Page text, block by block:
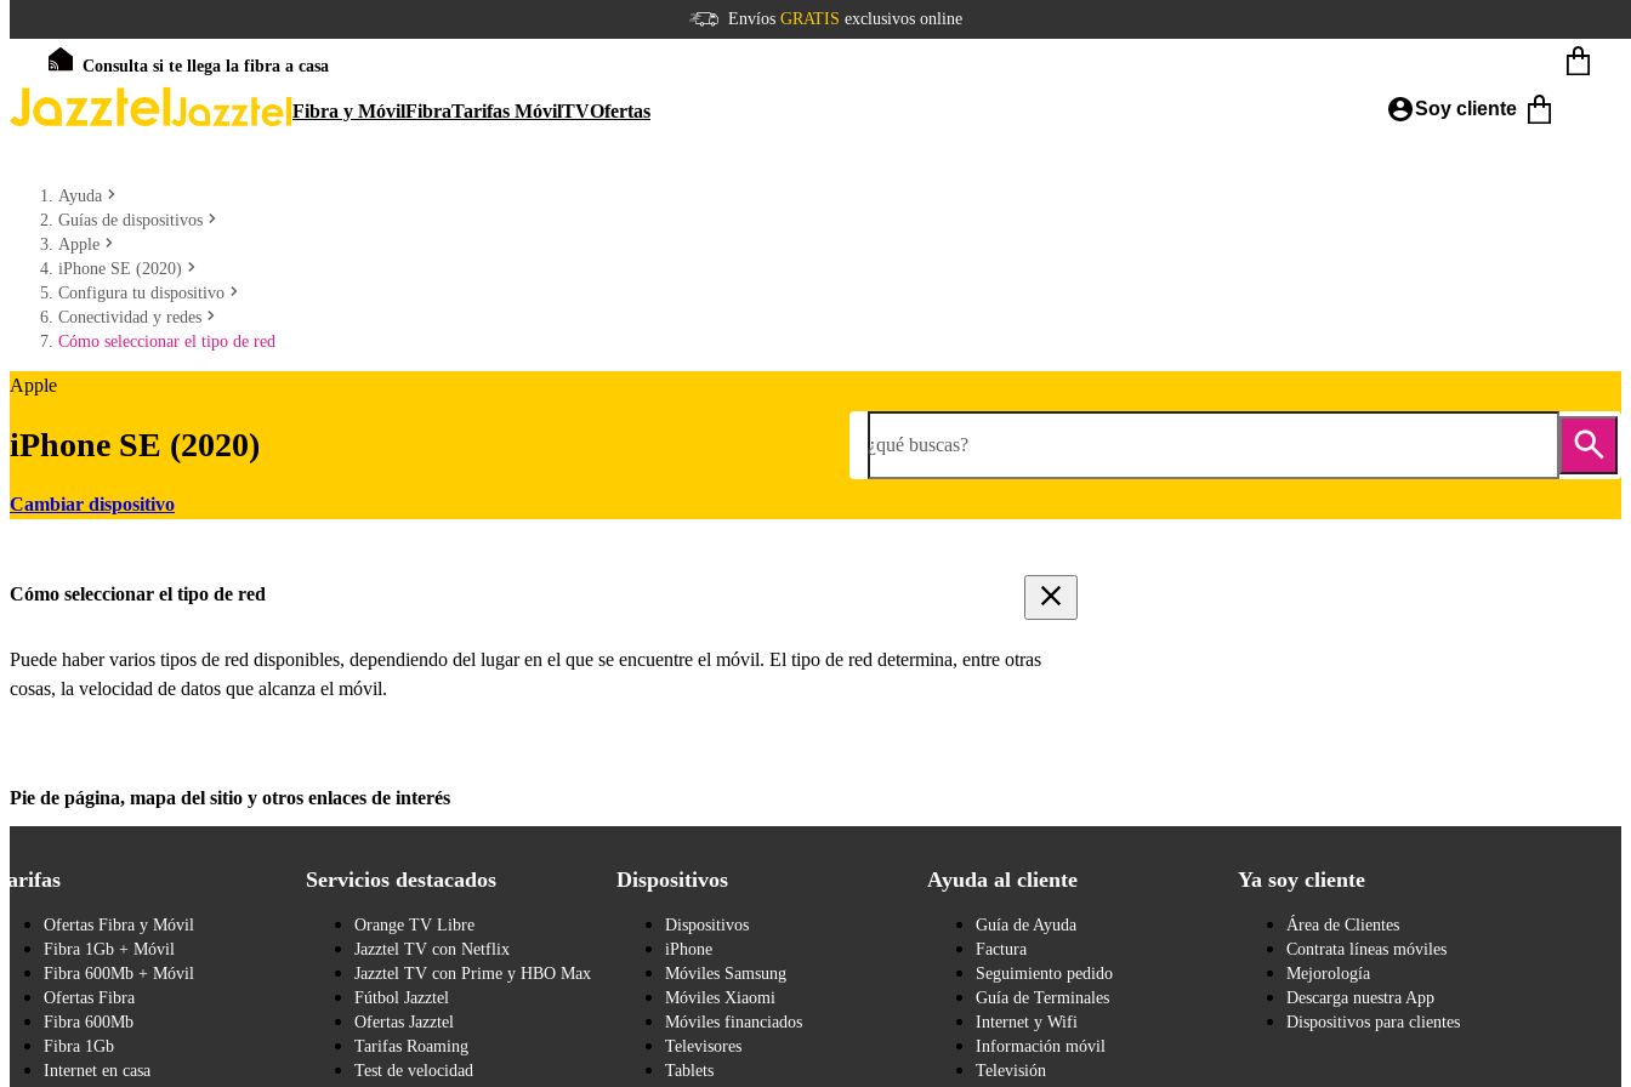
Envíos GRATIS exclusivos online
Consulta si te llega la fibra a casa
Fibra y MóvilFibraTarifas MóvilTVOfertas Soy cliente
Ayuda
Guías de dispositivos
Apple
iPhone SE (2020)
Configura tu dispositivo
Conectividad y redes
Cómo seleccionar el tipo de red
Apple
iPhone SE (2020)
Cambiar dispositivo
¿qué buscas?
Cómo seleccionar el tipo de red
Puede haber varios tipos de red disponibles, dependiendo del lugar en el que se encuentre el móvil. El tipo de red determina, entre otras
cosas, la velocidad de datos que alcanza el móvil.
Pie de página, mapa del sitio y otros enlaces de interés
Ofertas Fibra y Móvil
Fibra 1Gb + Móvil
Fibra 600Mb + Móvil
Ofertas Fibra
Fibra 600Mb
Fibra 1Gb
Internet en casa
Servicios destacados
Orange TV Libre
Jazztel TV con Netflix
Jazztel TV con Prime y HBO Max
Fútbol Jazztel
Ofertas Jazztel
Tarifas Roaming
Test de velocidad
Dispositivos
Dispositivos
iPhone
Móviles Samsung
Móviles Xiaomi
Móviles financiados
Televisores
Tablets
Ayuda al cliente
Guía de Ayuda
Factura
Seguimiento pedido
Guía de Terminales
Internet y Wifi
Información móvil
Televisión
Ya soy cliente
Área de Clientes
Contrata líneas móviles
Mejorología
Descarga nuestra App
Dispositivos para clientes